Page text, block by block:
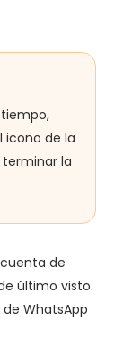
icono de la
la
de
último visto.
WhatsApp